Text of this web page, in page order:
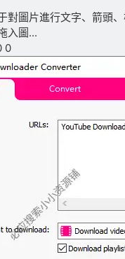
對圖片進行文字、箭頭
入圖...
0